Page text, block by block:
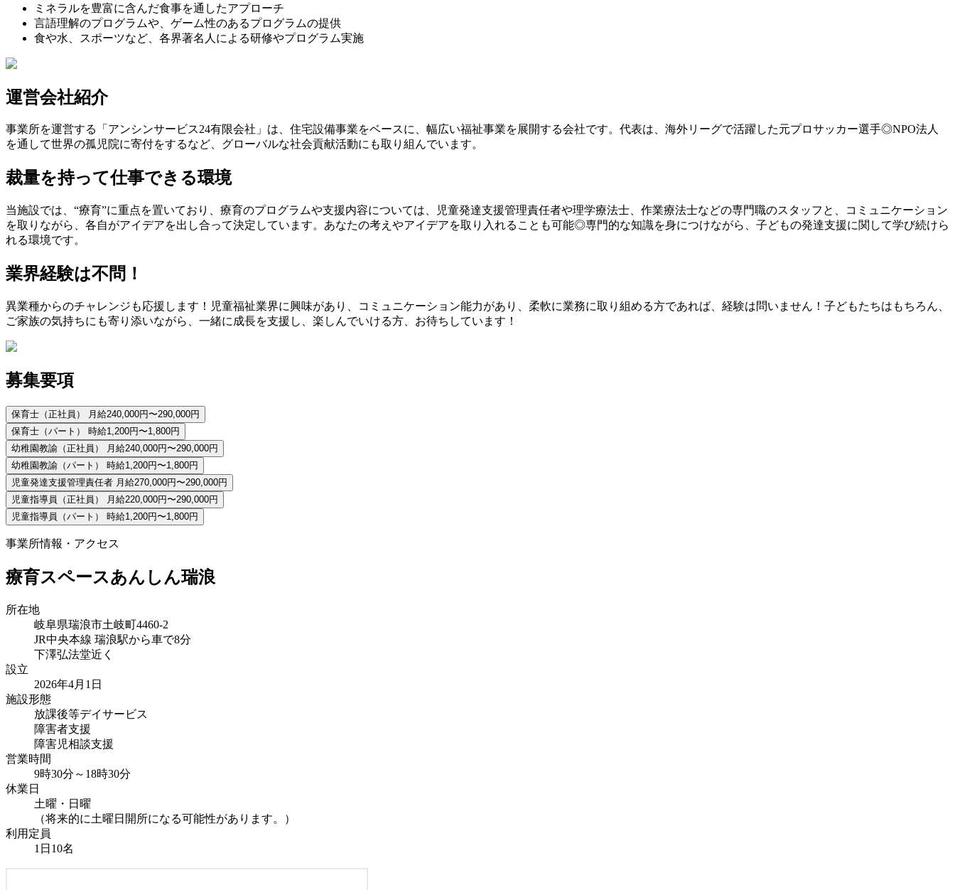
ミネラルを豊富に含んだ食事を通したアプローチ
言語理解のプログラムや、ゲーム性のあるプログラムの提供
食や水、スポーツなど、各界著名人による研修やプログラム実施
運営会社紹介
事業所を運営する「アンシンサービス24有限会社」は、住宅設備事業をベースに、幅広い福祉事業を展開する会社です。代表は、海外リーグで活躍した元プロサッカー選手◎NPO法人
を通して世界の孤児院に寄付をするなど、グローバルな社会貢献活動にも取り組んでいます。
裁量を持って仕事できる環境
当施設では、“療育”に重点を置いており、療育のプログラムや支援内容については、児童発達支援管理責任者や理学療法士、作業療法士などの専門職のスタッフと、コミュニケーション
を取りながら、各自がアイデアを出し合って決定しています。あなたの考えやアイデアを取り入れることも可能◎専門的な知識を身につけながら、子どもの発達支援に関して学び続けら
れる環境です。
業界経験は不問！
異業種からのチャレンジも応援します！児童福祉業界に興味があり、コミュニケーション能力があり、柔軟に業務に取り組める方であれば、経験は問いません！子どもたちはもちろん、
ご家族の気持ちにも寄り添いながら、一緒に成長を支援し、楽しんでいける方、お待ちしています！
募集要項
保育士（正社員）
月給240,000円〜290,000円
保育士（パート）
時給1,200円〜1,800円
幼稚園教諭（正社員）
月給240,000円〜290,000円
幼稚園教諭（パート）
時給1,200円〜1,800円
児童発達支援管理責任者 月給270,000円〜290,000円
児童指導員（正社員）
月給220,000円〜290,000円
児童指導員（パート）
時給1,200円〜1,800円
事業所情報・アクセス
療育スペースあんしん瑞浪
所在地
岐阜県瑞浪市土岐町4460-2
JR中央本線 瑞浪駅から車で8分
下澤弘法堂近く
設立
2026年4月1日
施設形態
放課後等デイサービス
障害者支援
障害児相談支援
営業時間
9時30分～18時30分
休業日
土曜・日曜
（将来的に土曜日開所になる可能性があります。）
利用定員
1日10名